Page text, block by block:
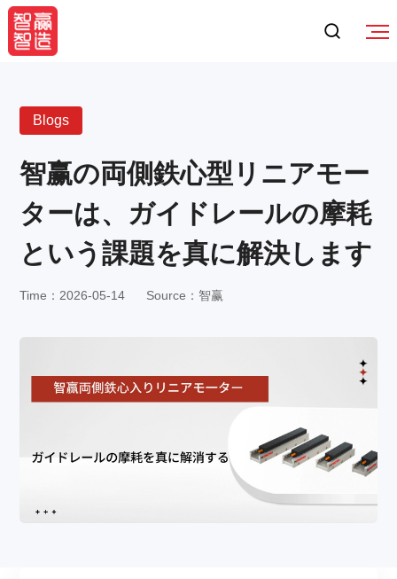
Blogs
智赢の両側鉄心型リニアモー
ターは、ガイドレールの摩耗
という課題を真に解決します
Time：2026-05-14 Source：智赢